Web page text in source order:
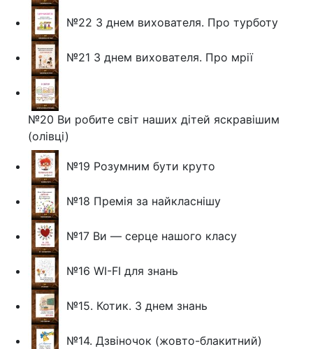
№22 З днем вихователя. Про турботу
№21 З днем вихователя. Про мрії
№20 Ви робите світ наших дітей яскравішим
(олівці)
№19 Розумним бути круто
№18 Премія за найкласнішу
№17 Ви — серце нашого класу
№16 WI-FI для знань
№15. Котик. З днем знань
№14. Дзвіночок (жовто-блакитний)